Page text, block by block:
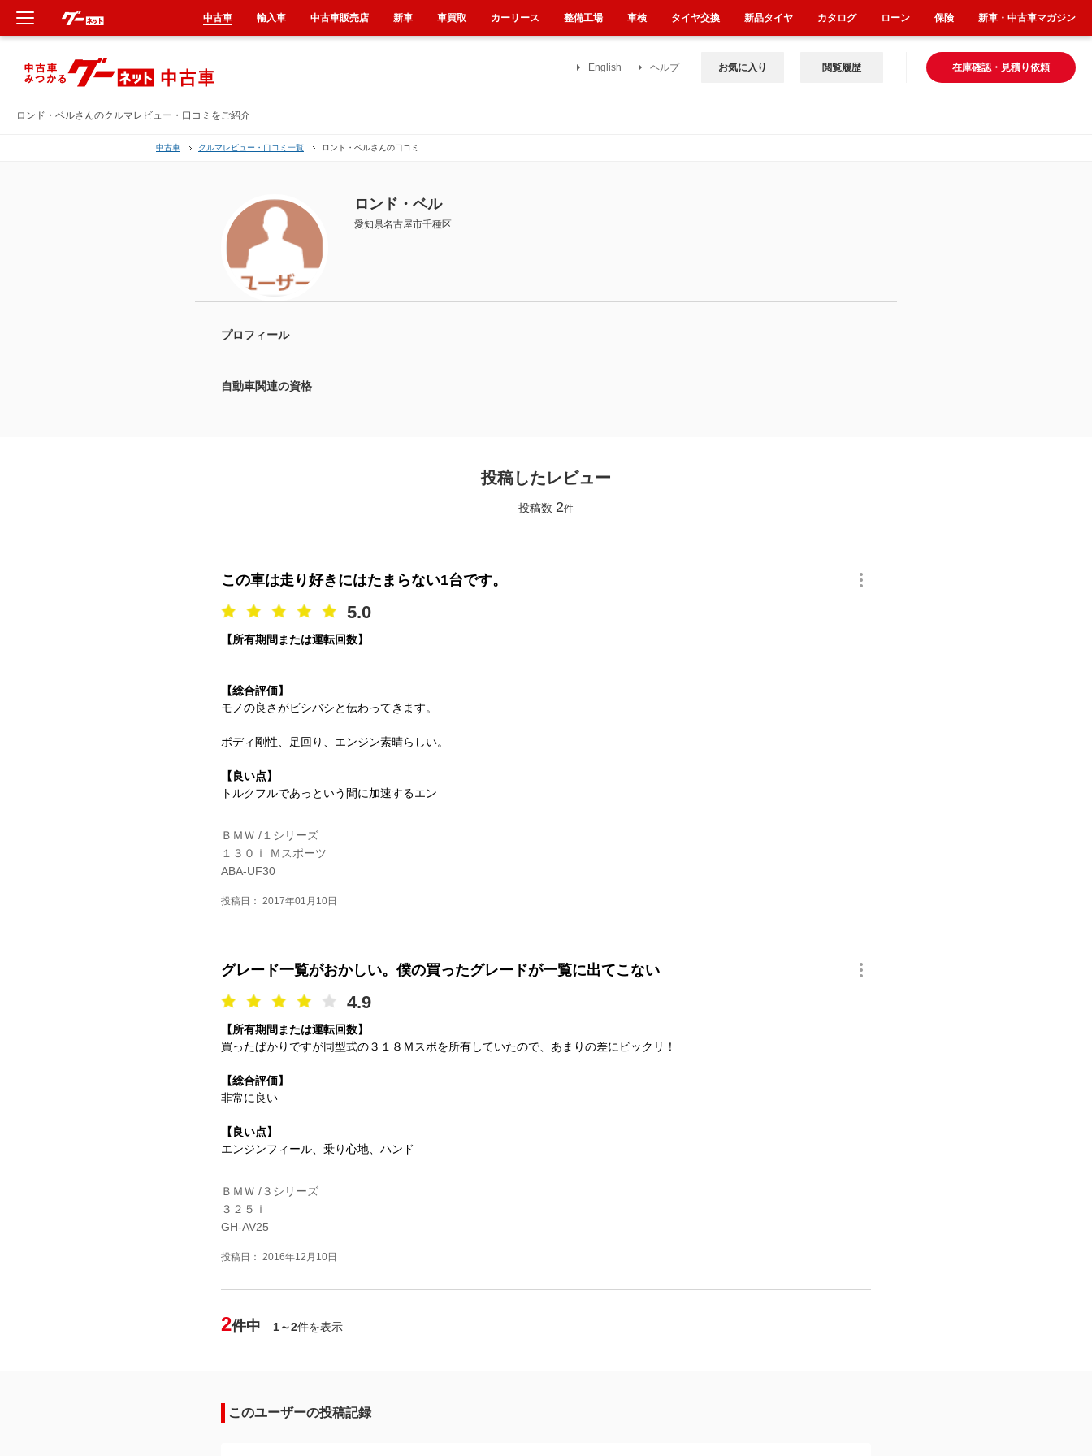
ロンド・ベルさんのクルマレビュー・口コミをご紹介
English ヘルプ 在庫確認・見積り依頼
お気に入り 閲覧履歴
中古車 クルマレビュー・口コミ一覧 ロンド・ベルさんの口コミ
ロンド・ベル
愛知県名古屋市千種区
プロフィール
自動車関連の資格
投稿したレビュー
投稿数 2件
この車は走り好きにはたまらない1台です。
5.0
【所有期間または運転回数】
【総合評価】
モノの良さがビシバシと伝わってきます。
ボディ剛性、足回り、エンジン素晴らしい。
【良い点】
トルクフルであっという間に加速するエン
ＢＭＷ /１シリーズ
１３０ｉ Ｍスポーツ
ABA-UF30
投稿日： 2017年01月10日
グレード一覧がおかしい。僕の買ったグレードが一覧に出てこない
4.9
【所有期間または運転回数】
買ったばかりですが同型式の３１８Ｍスポを所有していたので、あまりの差にビックリ！
【総合評価】
非常に良い
【良い点】
エンジンフィール、乗り心地、ハンド
ＢＭＷ /３シリーズ
３２５ｉ
GH-AV25
投稿日： 2016年12月10日
2件中 1～2件を表示
このユーザーの投稿記録
中古車 輸入車 中古車販売店 新車 車買取 カーリース 整備工場 車検 タイヤ交換 新品タイヤ カタログ ローン 保険 新車・中古車マガジン
新車
中古車